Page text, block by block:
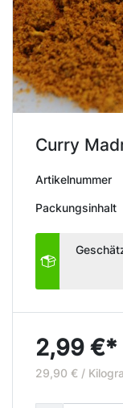
Curry
Artikelnummer
Packungsinhalt
2,99 €*
29,90 € /